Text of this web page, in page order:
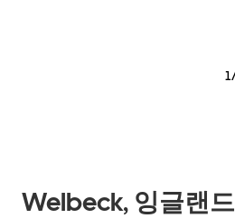
Welbeck, 잉글랜